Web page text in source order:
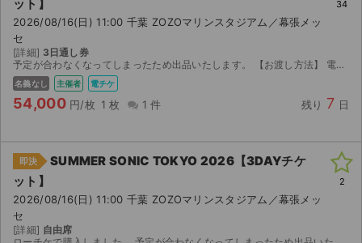
ット】
2026/08/16(日) 11:00 千葉 ZOZOマリンスタジアム／幕張メッ
セ
[詳細] 3日通し券
予定が合わなくなってしまったため出品いたします。 【お渡し方法】 電子チケット（イープラス）にて分配いたします。 分配可能になり次第、取引連絡にてURLをお送りします。 【注意事項】 公演が...
名義なし 主催者 電チケ
54,000 円/枚 1 枚 1 件 残り 7 日
34
即決
SUMMER SONIC TOKYO 2026【3DAYチケ
ット】
2026/08/16(日) 11:00 千葉 ZOZOマリンスタジアム／幕張メッ
セ
[詳細] 自由席
2